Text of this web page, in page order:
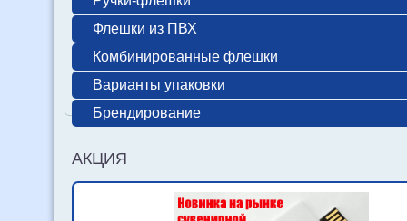
Флешки из ПВХ
Комбинированные флешки
Варианты упаковки
Брендирование
АКЦИЯ